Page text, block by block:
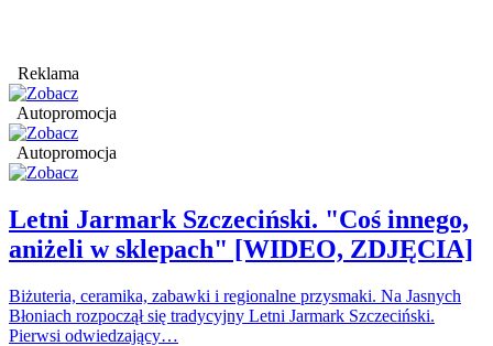
Reklama
Autopromocja
Autopromocja
Letni Jarmark Szczeciński. "Coś innego,
aniżeli w sklepach" [WIDEO, ZDJĘCIA]
Biżuteria, ceramika, zabawki i regionalne przysmaki. Na Jasnych
Błoniach rozpoczął się tradycyjny Letni Jarmark Szczeciński.
Pierwsi odwiedzający…